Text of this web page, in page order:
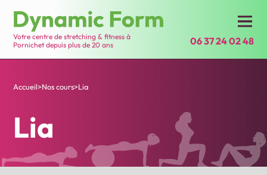
Votre centre de stretching & fitness à
Pornichet depuis plus de 20 ans
06 37 24 02 48
Accueil>Nos cours>Lia
Lia